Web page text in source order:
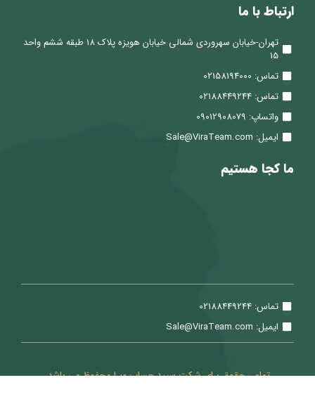
ارتباط با ما
تهران-خیابان سهروردی شمالی خیابان هویزه پلاک 18 طبقه ششم واحد
15
تماس: 02158194000
تماس: 02188449244
واتساپ: 09012908079
ایمیل: Sale@ViraTeam.com
ما کجا هستیم
تماس: 02188449244
ایمیل: Sale@ViraTeam.com
تمامی حقوق برای شرکت سپید حساب ویرا محفوظ می باشد.